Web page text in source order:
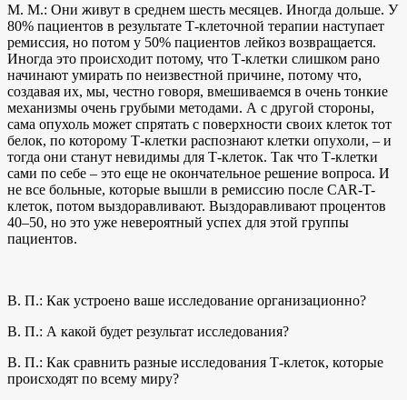
М. М.: Они живут в среднем шесть месяцев. Иногда дольше. У
80% пациентов в результате Т‑клеточной терапии наступает
ремиссия, но потом у 50% пациентов лейкоз возвращается.
Иногда это происходит потому, что Т‑клетки слишком рано
начинают умирать по неизвестной причине, потому что,
создавая их, мы, честно говоря, вмешиваемся в очень тонкие
механизмы очень грубыми методами. А с другой стороны,
сама опухоль может спрятать с поверхности своих клеток тот
белок, по которому Т‑клетки распознают клетки опухоли, – и
тогда они станут невидимы для Т‑клеток. Так что Т‑клетки
сами по себе – это еще не окончательное решение вопроса. И
не все больные, которые вышли в ремиссию после CAR-T-
клеток, потом выздоравливают. Выздоравливают процентов
40–50, но это уже невероятный успех для этой группы
пациентов.
В. П.: Как устроено ваше исследование организационно?
В. П.: А какой будет результат исследования?
В. П.: Как сравнить разные исследования Т‑клеток, которые
происходят по всему миру?